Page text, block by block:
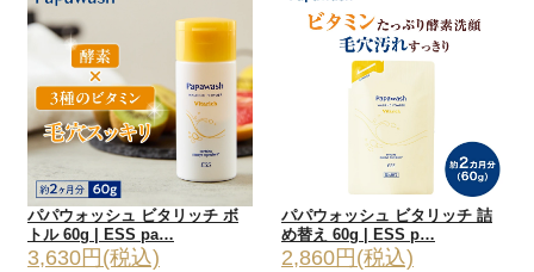
パパウォッシュ ビタリッチ ボ
トル 60g | ESS pa…
3,630円(税込)
パパウォッシュ ビタリッチ 詰
め替え 60g | ESS p…
2,860円(税込)